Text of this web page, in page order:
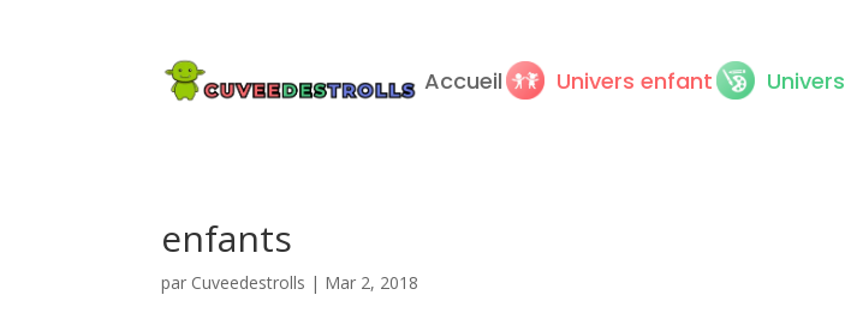
Accueil Univers enfant
enfants
par Cuveedestrolls | Mar 2, 2018